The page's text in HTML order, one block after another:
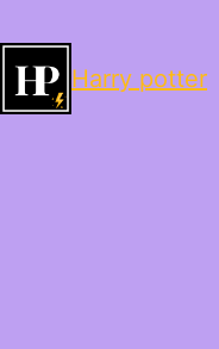
Harry potter